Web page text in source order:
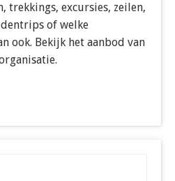
trekkings, excursies, zeilen,
of welke
ook. Bekijk het aanbod van